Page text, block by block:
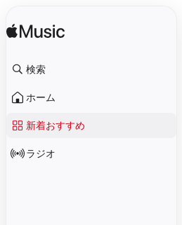
検索
ホーム
新着おすすめ
ラジオ